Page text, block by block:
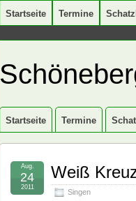
Startseite Termine
Startseite Termine
Weiß
Singen
Aug.
24
2011